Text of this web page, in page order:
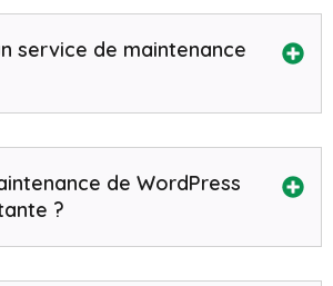
service de maintenance
de WordPress
?